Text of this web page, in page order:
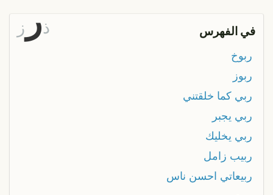
في الفهرس ذر ز
ربوخ
ربوز
ربي كما خلقتني
ربي يجبر
ربي يخليك
ربيب زامل
ربيعاتي احسن ناس